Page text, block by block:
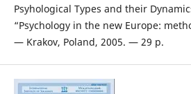
Psyhological Types and their
“Psychology in the new Europe:
— Krakov, Poland, 2005. — 29 p.